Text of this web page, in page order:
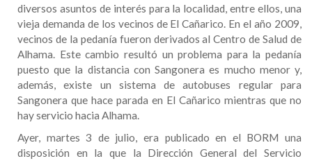
diversos asuntos de interés para la localidad, entre ellos, una
vieja demanda de los vecinos de El Cañarico. En el año 2009,
vecinos de la pedanía fueron derivados al Centro de Salud de
Alhama. Este cambio resultó un problema para la pedanía
puesto que la distancia con Sangonera es mucho menor y,
además, existe un sistema de autobuses regular para
Sangonera que hace parada en El Cañarico mientras que no
hay servicio hacia Alhama.
Ayer, martes 3 de julio, era publicado en el BORM una
disposición en la que la Dirección General del Servicio